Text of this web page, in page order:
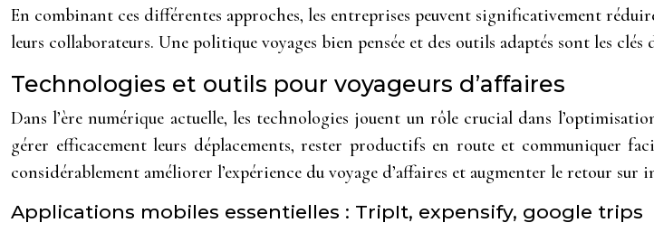
En combinant ces différentes approches, les entreprises peuvent significativement
leurs collaborateurs. Une politique voyages bien pensée et des outils adaptés sont les
Technologies et outils pour voyageurs d’affaires
Dans l’ère numérique actuelle, les technologies jouent un rôle crucial dans
gérer efficacement leurs déplacements, rester productifs en route et communiquer
considérablement améliorer l’expérience du voyage d’affaires et augmenter le retour sur
Applications mobiles essentielles : TripIt, expensify, google trips